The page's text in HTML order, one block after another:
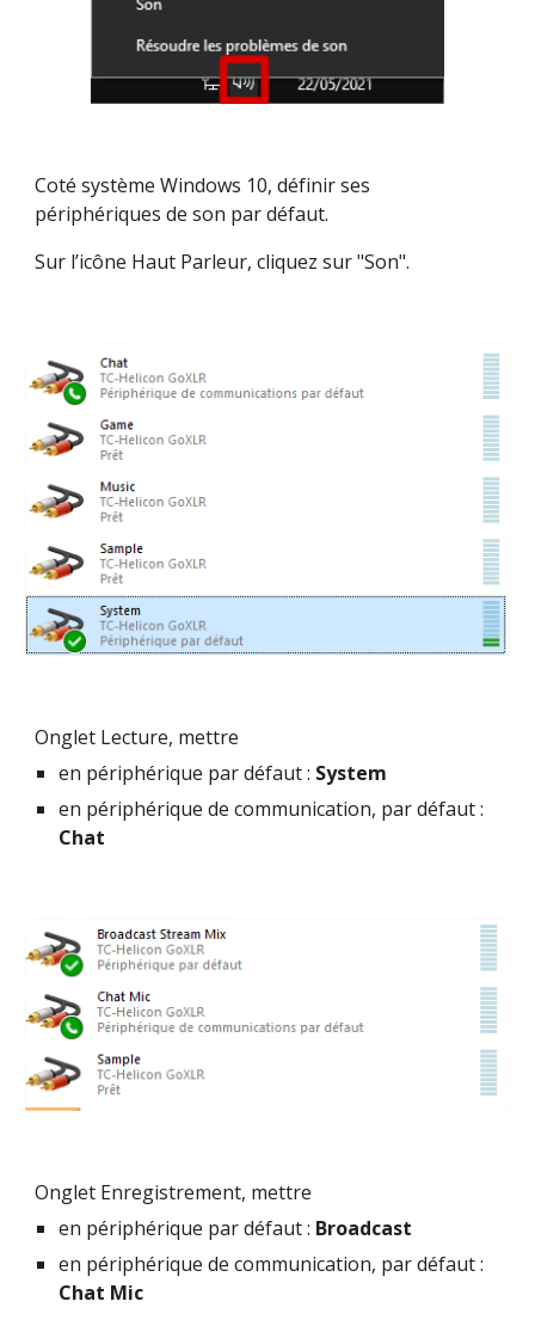
Coté système Windows 10, définir ses
périphériques de son par défaut.
Sur l’icône Haut Parleur, cliquez sur "Son".
Onglet Lecture, mettre
en périphérique par défaut : System
Chat
Onglet Enregistrement, mettre
en périphérique par défaut : Broadcast
Chat Mic